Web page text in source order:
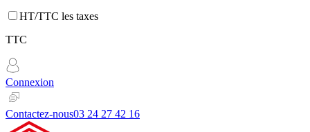
HT/TTC les taxes
TTC
Connexion
Contactez-nous03 24 27 42 16